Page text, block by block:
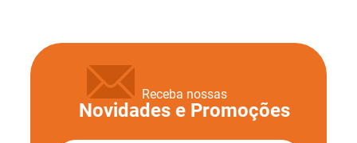
Receba nossas
Novidades e Promoções